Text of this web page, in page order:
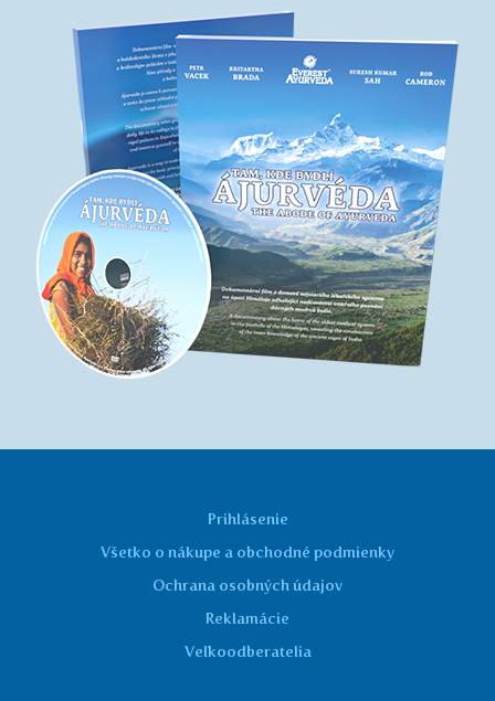
Viac o filmu
Prihlásenie
Všetko o nákupe a obchodné podmienky